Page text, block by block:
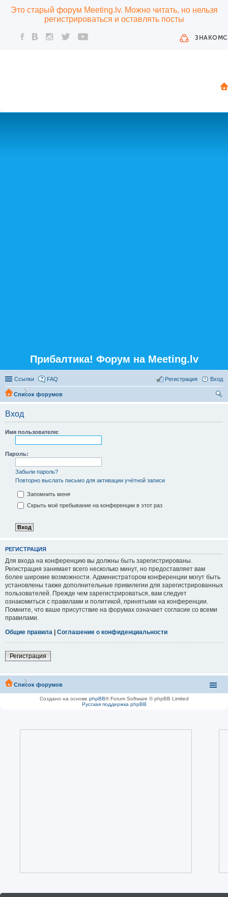
Это старый форум Meeting.lv. Можно читать, но нельзя
регистрироваться и оставлять посты
Прибалтика! Форум на Meeting.lv
Ссылки FAQ Вход
Регистрация
Список форумов
Вход
Имя пользователя:
Пароль:
Забыли пароль?
Повторно выслать письмо для активации учётной записи
Запомнить меня
Скрыть моё пребывание на конференции в этот раз
РЕГИСТРАЦИЯ
Для входа на конференцию вы должны быть зарегистрированы.
Регистрация занимает всего несколько минут, но предоставляет вам
более широкие возможности. Администратором конференции могут быть
установлены также дополнительные привилегии для зарегистрированных
пользователей. Прежде чем зарегистрироваться, вам следует
ознакомиться с правилами и политикой, принятыми на конференции.
Помните, что ваше присутствие на форумах означает согласие со всеми
правилами.
Общие правила
Соглашение о конфиденциальности
Регистрация
Список форумов
Создано на основе phpBB® Forum Software © phpBB Limited
Русская поддержка phpBB